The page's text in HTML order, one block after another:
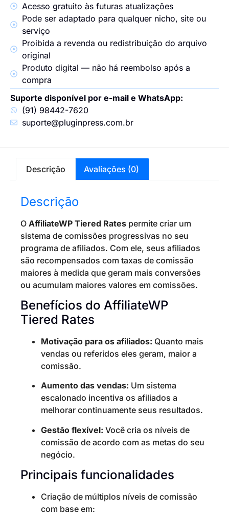
Acesso gratuito às futuras atualizações
Pode ser adaptado para qualquer nicho, site ou
serviço
Proibida a revenda ou redistribuição do arquivo
original
Produto digital — não há reembolso após a
compra
Suporte disponível por e-mail e WhatsApp:
(91) 98442-7620
suporte@pluginpress.com.br
Descrição Avaliações (0)
Descrição
O AffiliateWP Tiered Rates permite criar um
sistema de comissões progressivas no seu
programa de afiliados. Com ele, seus afiliados
são recompensados com taxas de comissão
maiores à medida que geram mais conversões
ou acumulam maiores valores em comissões.
Benefícios do AffiliateWP
Tiered Rates
Motivação para os afiliados: Quanto mais
vendas ou referidos eles geram, maior a
comissão.
Aumento das vendas: Um sistema
escalonado incentiva os afiliados a
melhorar continuamente seus resultados.
Gestão flexível: Você cria os níveis de
comissão de acordo com as metas do seu
negócio.
Principais funcionalidades
Criação de múltiplos níveis de comissão
com base em: